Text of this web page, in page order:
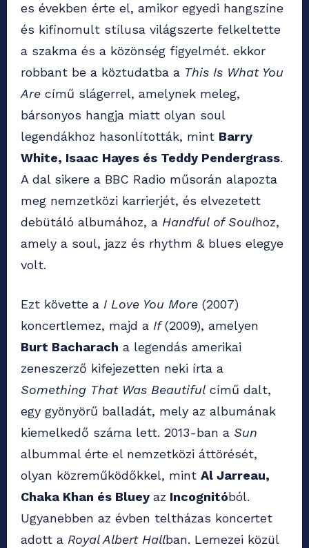
es években érte el, amikor egyedi hangszíne
és kifinomult stílusa világszerte felkeltette
a szakma és a közönség figyelmét. ekkor
robbant be a köztudatba a This Is What You
Are című slágerrel, amelynek meleg,
bársonyos hangja miatt olyan soul
legendákhoz hasonlították, mint Barry
White, Isaac Hayes és Teddy Pendergrass.
A dal sikere a BBC Radio műsorán alapozta
meg nemzetközi karrierjét, és elvezetett
debütáló albumához, a Handful of Soulhoz,
amely a soul, jazz és rhythm & blues elegye
volt.
Ezt követte a I Love You More (2007)
koncertlemez, majd a If(2009), amelyen
Burt Bacharach a legendás amerikai
zeneszerző kifejezetten neki írta a
Something That Was Beautiful című dalt,
egy gyönyörű balladát, mely az albumának
kiemelkedő száma lett. 2013-ban a Sun
albummal érte el nemzetközi áttörését,
olyan közreműködőkkel, mint Al Jarreau,
Chaka Khan és Bluey az Incognitóból.
Ugyanebben az évben teltházas koncertet
adott a Royal Albert Hallban. Lemezei közül